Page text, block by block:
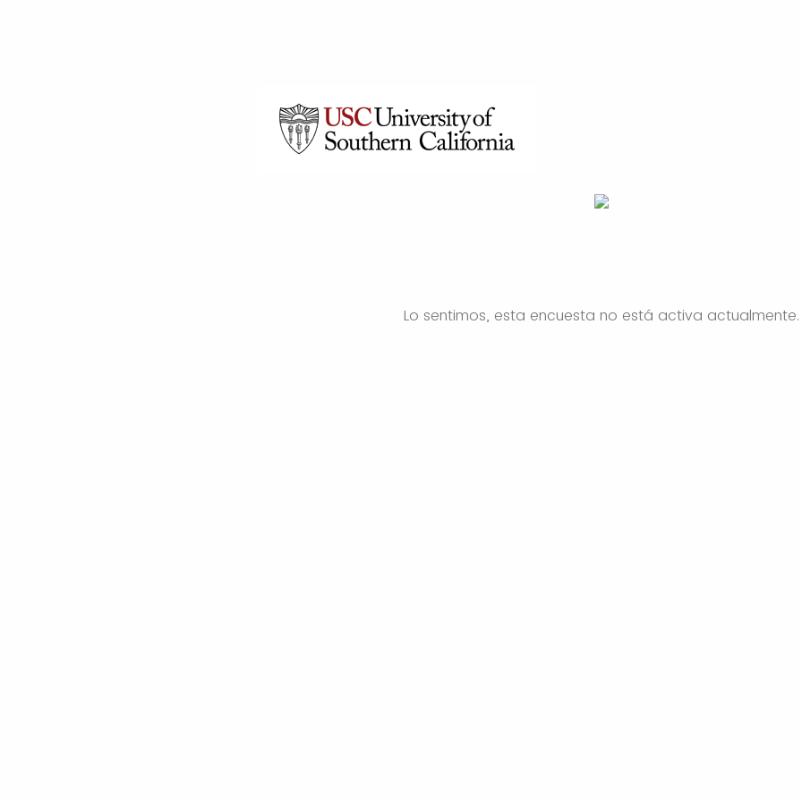
Lo sentimos, esta encuesta no está activa actualmente.